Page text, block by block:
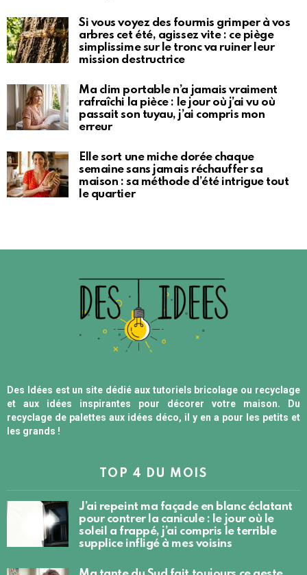
Si vous voyez des fourmis grimper à vos
arbres cet été, agissez vite : ce piège
simplissime sur le tronc va ruiner leur
mission destructrice
Ma clim portable n’a jamais vraiment
rafraîchi la pièce : le jour où j’ai vu où
passait son tuyau, j’ai compris mon
erreur
Elle sort une miche dorée chaque
semaine sans jamais réchauffer sa
maison : sa méthode d’été intrigue tout
le quartier
Des Idées est un site dédié aux tutoriels bricolage ou recyclage
et aux idées inspirantes pour décorer votre maison. Du
recyclage de palettes aux idées déco, il y en a pour les petits et
les grands !
TOP 4 DU MOIS
J’ai repeint ma façade en blanc éclatant
pour contrer la canicule : le jour où le
soleil a frappé, j’ai compris le terrible
supplice infligé à mes voisins